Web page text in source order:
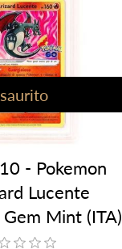
- Pokemon
Lucente
Mint (ITA)